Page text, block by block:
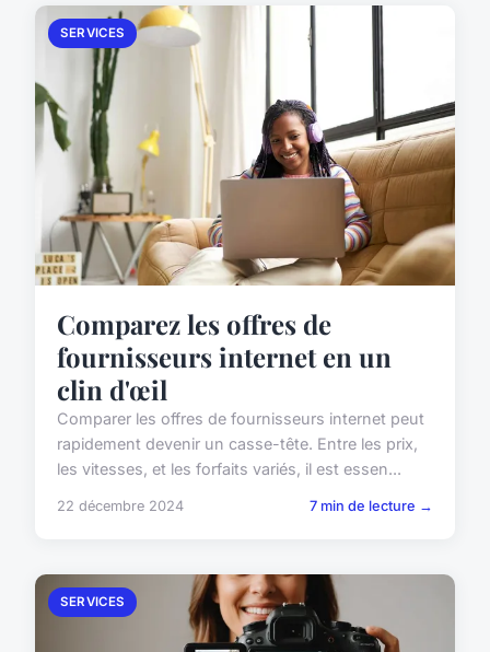
SERVICES
Comparez les offres de
fournisseurs internet en un
clin d'œil
Comparer les offres de fournisseurs internet peut
rapidement devenir un casse-tête. Entre les prix,
les vitesses, et les forfaits variés, il est essen...
22 décembre 2024 7 min de lecture →
SERVICES